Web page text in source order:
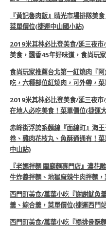
『黃記魯肉飯』晴光市場排隊美
菜單價位(捷運中山國小站)
2019米其林必比登美食/延三夜
美食，飄香45年好味道，食尚玩
食尚玩家推薦台北第一紅燒肉『
吃，六種部位紅燒肉，可外帶，
2019米其林必比登美食/延三夜
在地人必吃美食！菜單價位(捷運
赤峰街浮誇系麵線『面線町』海
卷、雞肉花枝丸、魚酥通通有！
中山站)
『老媽拌麵 關廟麵專門店』濃花
牛炸醬拌麵、地獄麻辣牛肉拌麵
西門町美食/萬華小吃『謝謝魷魚
羹、綜合羹，菜單價位(捷運西門
西門町美食/萬華小吃『楊排骨酥